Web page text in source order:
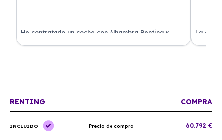
He contratado un coche con Alhambra Renting y
estoy impresionado. Todo ha sido transparente y sin
La
RENTING COMPRA
INCLUIDO Precio de compra 60.792 €